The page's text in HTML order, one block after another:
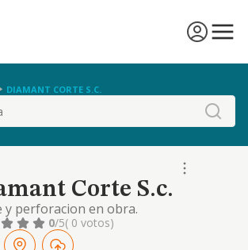
DIAMANT CORTE S.C.
Corte S.c.
y perforacion en obra.
0/5( 0 votos)